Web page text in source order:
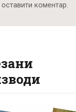
коментар.